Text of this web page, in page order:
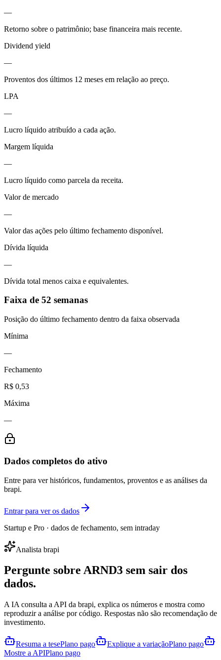
—
Retorno sobre o patrimônio; base financeira mais recente.
Dividend yield
—
Proventos dos últimos 12 meses em relação ao preço.
LPA
—
Lucro líquido atribuído a cada ação.
Margem líquida
—
Lucro líquido como parcela da receita.
Valor de mercado
—
Valor das ações pelo último fechamento disponível.
Dívida líquida
—
Dívida total menos caixa e equivalentes.
Faixa de 52 semanas
Posição do último fechamento dentro da faixa observada
Mínima
—
Fechamento
R$ 0,53
Máxima
—
Dados completos do ativo
Entre para ver históricos, fundamentos, proventos e as análises da
brapi.
Entrar para ver os dados
Startup e Pro · dados de fechamento, sem intraday
Analista brapi
Pergunte sobre ARND3 sem sair dos
dados.
A IA consulta a API da brapi, explica os números e mostra como
reproduzir a análise por código. Respostas não são recomendação de
investimento.
Resuma a tesePlano pago Explique a variaçãoPlano pago
Mostre a APIPlano pago